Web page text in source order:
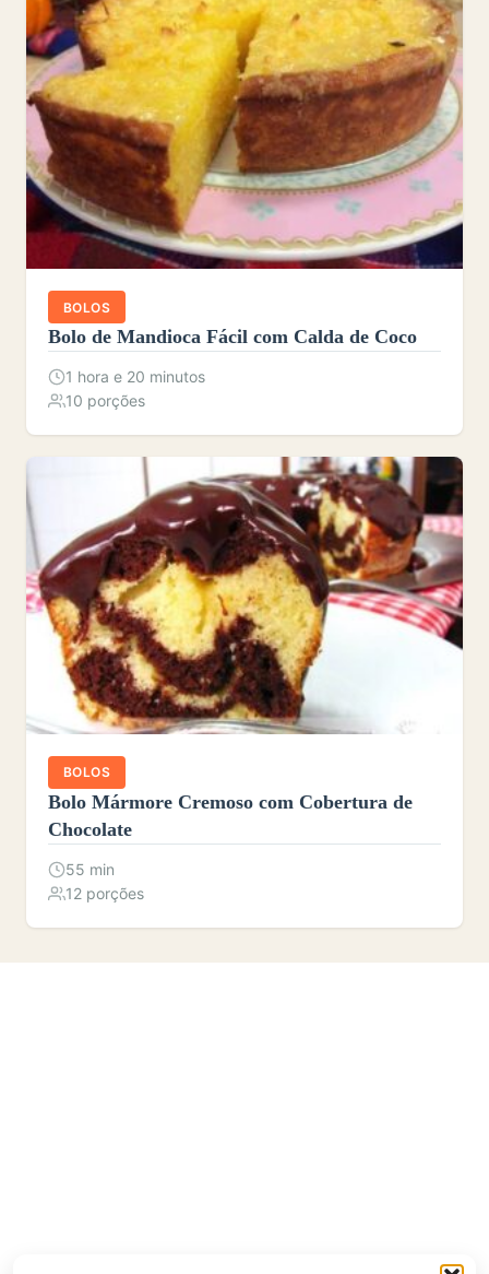
BOLOS
Bolo de Mandioca Fácil com Calda de Coco
1 hora e 20 minutos
10 porções
BOLOS
Bolo Mármore Cremoso com Cobertura de
Chocolate
55 min
12 porções